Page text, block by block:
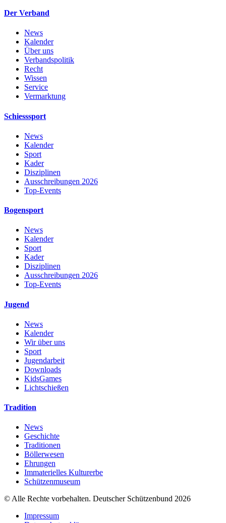
Der Verband
News
Kalender
Über uns
Verbandspolitik
Recht
Wissen
Service
Vermarktung
Schiesssport
News
Kalender
Sport
Kader
Disziplinen
Ausschreibungen 2026
Top-Events
Bogensport
News
Kalender
Sport
Kader
Disziplinen
Ausschreibungen 2026
Top-Events
Jugend
News
Kalender
Wir über uns
Sport
Jugendarbeit
Downloads
KidsGames
Lichtschießen
Tradition
News
Geschichte
Traditionen
Böllerwesen
Ehrungen
Immaterielles Kulturerbe
Schützenmuseum
© Alle Rechte vorbehalten. Deutscher Schützenbund 2026
Impressum